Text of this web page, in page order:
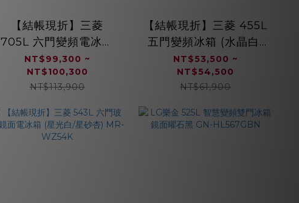
【結帳現折】三菱
705L 六門變頻電冰箱
(水晶杏/水晶棕/水晶白/
水晶黑) MR-WX71C
NT$99,300 ~
NT$100,300
NT$113,900
【結帳現折】三菱 455L
五門變頻冰箱 (水晶白/
水晶杏) MR-B46F
NT$53,500 ~
NT$54,500
NT$61,900